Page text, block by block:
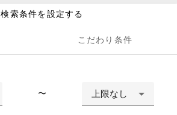
検索条件を設定する
こだわり条件
〜 上限なし